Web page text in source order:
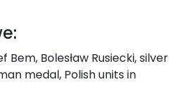
Bem, Bolesław Rusiecki, silver
medal, Polish units in